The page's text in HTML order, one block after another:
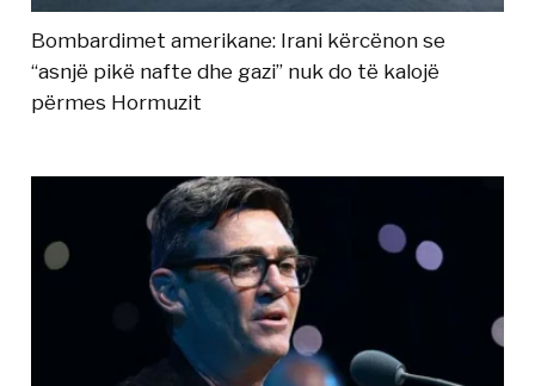
Bombardimet amerikane: Irani kërcënon se
“asnjë pikë nafte dhe gazi” nuk do të kalojë
përmes Hormuzit